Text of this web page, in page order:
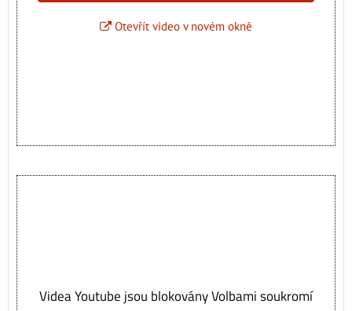
Otevřít video v novém okně
Videa Youtube jsou blokovány Volbami soukromí